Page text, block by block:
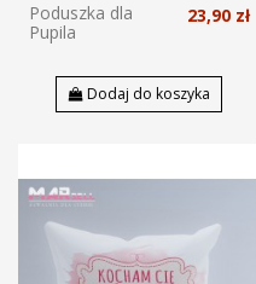
Poduszka dla
Pupila
23,90 zł
Dodaj do koszyka